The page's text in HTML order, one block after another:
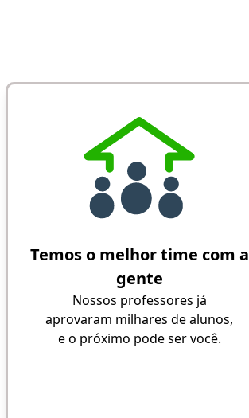
Temos o melhor time com a
gente
Nossos professores já
aprovaram milhares de alunos,
e o próximo pode ser você.